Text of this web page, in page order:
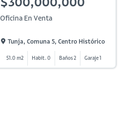
Oficina En Venta
Tunja, Comuna 5, Centro Histórico
51.0 m2 Habit. 0 Baños 2 Garaje 1